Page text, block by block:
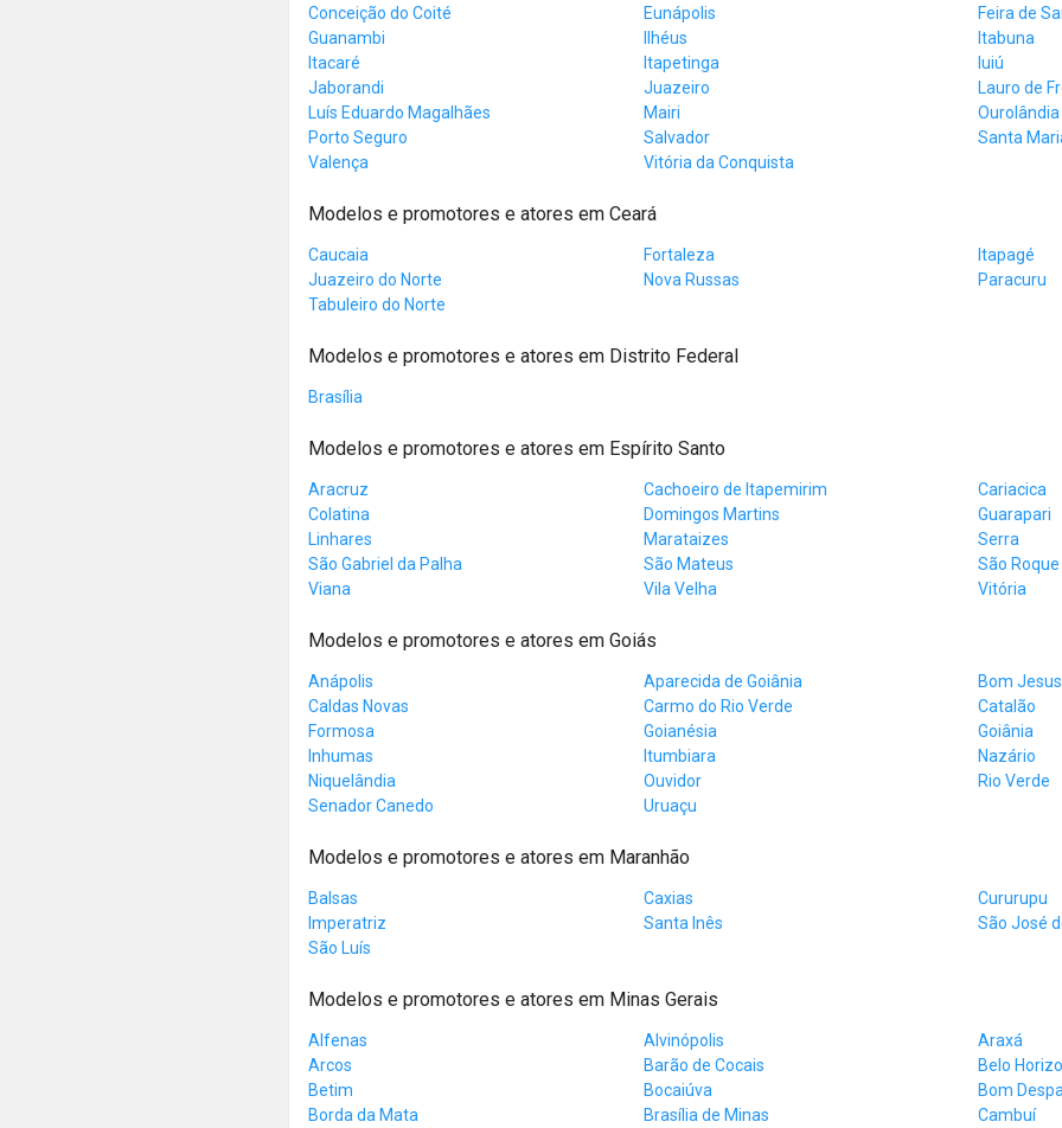
Conceição do Coité
Eunápolis
Feira de
Guanambi
Ilhéus
Itabuna
Itacaré
Itapetinga
Iuiú
Jaborandi
Juazeiro
Lauro de
Luís Eduardo Magalhães
Mairi
Ourolândia
Porto Seguro
Salvador
Santa
Valença
Vitória da Conquista
Modelos e promotores e atores em Ceará
Caucaia Fortaleza
Itapagé
Juazeiro do Norte
Nova Russas
Paracuru
Tabuleiro do Norte
Modelos e promotores e atores em Distrito Federal
Brasília
Modelos e promotores e atores em Espírito Santo
Aracruz Cachoeiro de Itapemirim
Cariacica
Colatina
Domingos Martins
Guarapari
Linhares
Marataizes
Serra
São Gabriel da Palha
São Mateus
São
Viana
Vila Velha Vitória
Modelos e promotores e atores em Goiás
Anápolis Aparecida de Goiânia
Bom
Caldas Novas
Carmo do Rio Verde
Catalão
Formosa
Goianésia
Goiânia
Inhumas
Itumbiara
Nazário
Niquelândia
Ouvidor
Rio Verde
Senador Canedo
Uruaçu
Modelos e promotores e atores em Maranhão
Balsas Caxias
Cururupu
Imperatriz
Santa Inês
São José
São Luís
Modelos e promotores e atores em Minas Gerais
Alfenas Alvinópolis
Araxá
Arcos
Barão de Cocais
Belo
Betim
Bocaiúva
Bom
Borda da Mata
Brasília de Minas Cambuí